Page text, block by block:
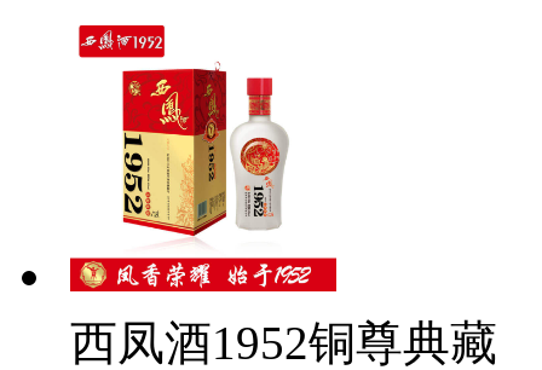
西凤酒1952铜尊典藏